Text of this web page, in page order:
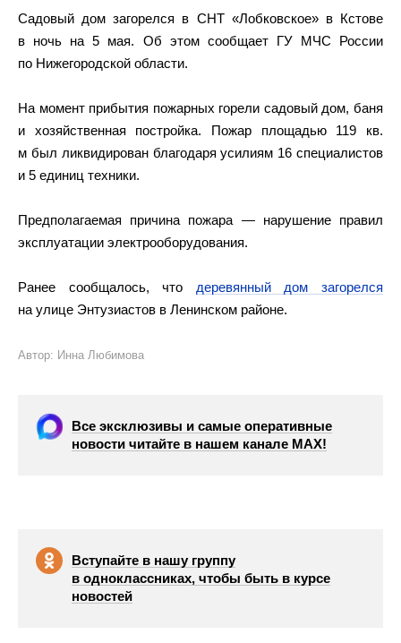
Садовый дом загорелся в СНТ «Лобковское» в Кстове
в ночь на 5 мая. Об этом сообщает ГУ МЧС России
по Нижегородской области.
На момент прибытия пожарных горели садовый дом, баня
и хозяйственная постройка. Пожар площадью 119 кв.
м был ликвидирован благодаря усилиям 16 специалистов
и 5 единиц техники.
Предполагаемая причина пожара — нарушение правил
эксплуатации электрооборудования.
Ранее сообщалось, что деревянный дом загорелся
на улице Энтузиастов в Ленинском районе.
Автор: Инна Любимова
Все эксклюзивы и самые оперативные
новости читайте в нашем канале МАХ!
Вступайте в нашу группу
в одноклассниках, чтобы быть в курсе
новостей